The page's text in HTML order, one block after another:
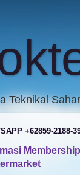
Teknikal
+62859-2188-
Membership